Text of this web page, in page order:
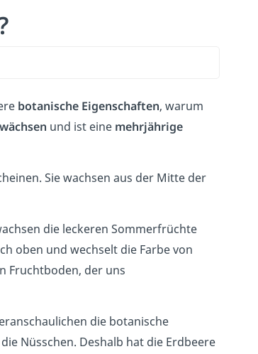
botanische Eigenschaften, warum
und ist eine mehrjährige
Sie wachsen aus der Mitte der
die leckeren Sommerfrüchte
oben und wechselt die Farbe von
Fruchtboden, der uns
die botanische
Nüsschen. Deshalb hat die Erdbeere